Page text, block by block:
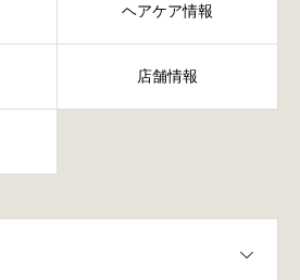
ヘアケア情報
店舗情報